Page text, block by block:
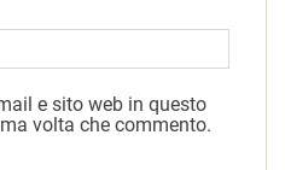
e sito web in questo
volta che commento.